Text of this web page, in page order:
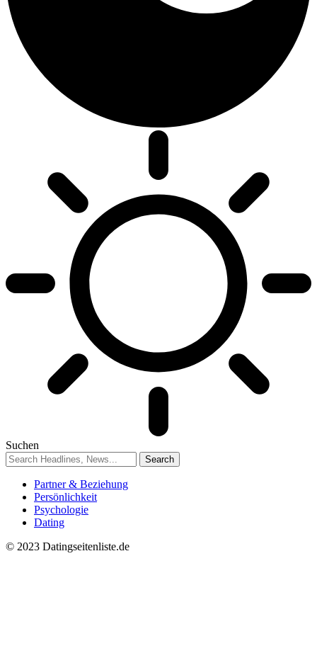
Suchen
Partner & Beziehung
Persönlichkeit
Psychologie
Dating
© 2023 Datingseitenliste.de